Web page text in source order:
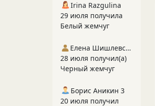
Irina Razgulina
29 июля получила
Белый жемчуг
Елена Шишлевская
28 июля получил(а)
Черный жемчуг
Борис Аникин 3
20 июля получил